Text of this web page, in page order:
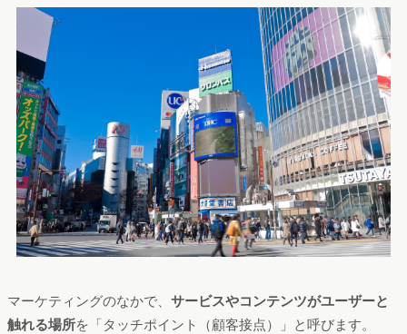
マーケティングのなかで、 サービスやコンテンツがユーザーと
触れる場所を「タッチポイント（顧客接点）」と呼びます。